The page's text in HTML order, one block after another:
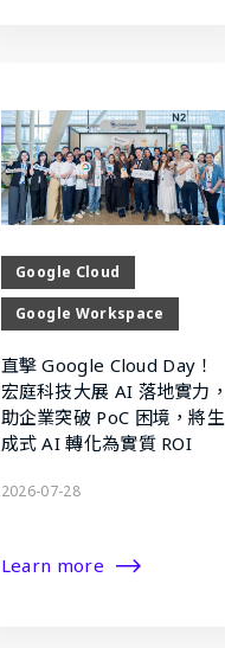
Google Cloud
Google Workspace
直擊 Google Cloud Day！
宏庭科技大展 AI 落地實力，
助企業突破 PoC 困境，將生
成式 AI 轉化為實質 ROI
2026-07-28
Learn more